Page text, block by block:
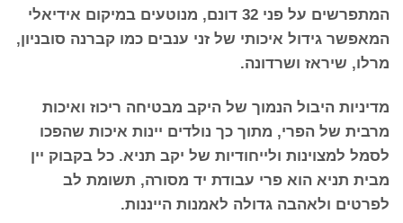
המתפרשים על פני 32 דונם, מנוטעים במיקום אידיאלי
המאפשר גידול איכותי של זני ענבים כמו קברנה סובניון,
מרלו, שיראז ושרדונה.
מדיניות היבול הנמוך של היקב מבטיחה ריכוז ואיכות
מרבית של הפרי, מתוך כך נולדים יינות איכות שהפכו
לסמל למצוינות ולייחודיות של יקב תניא. כל בקבוק יין
מבית תניא הוא פרי עבודת יד מסורה, תשומת לב
לפרטים ולאהבה גדולה לאמנות הייננות.